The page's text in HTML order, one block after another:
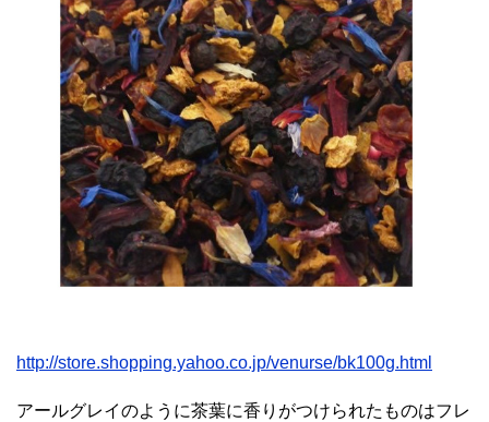
http://store.shopping.yahoo.co.jp/venurse/bk100g.html
アールグレイのように茶葉に香りがつけられたものはフレ